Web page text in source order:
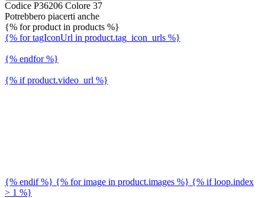
Codice P36206 Colore 37
Potrebbero piacerti anche
{% for product in products %}
{% for tagIconUrl in product.tag_icon_urls %}
{% endfor %}
{% if product.video_url %}
{% endif %} {% for image in product.images %} {% if loop.index
> 1 %}